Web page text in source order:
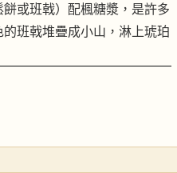
或班戟）配楓糖漿，是許多
班戟堆疊成小山，淋上琥珀